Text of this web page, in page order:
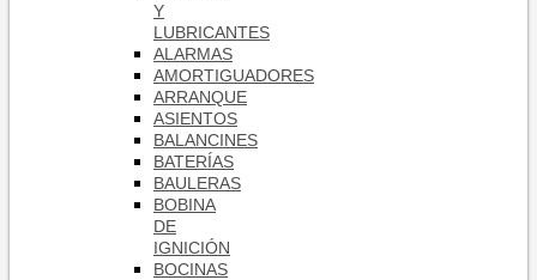
Y
LUBRICANTES
ALARMAS
AMORTIGUADORES
ARRANQUE
ASIENTOS
BALANCINES
BATERÍAS
BAULERAS
BOBINA
DE
IGNICIÓN
BOCINAS